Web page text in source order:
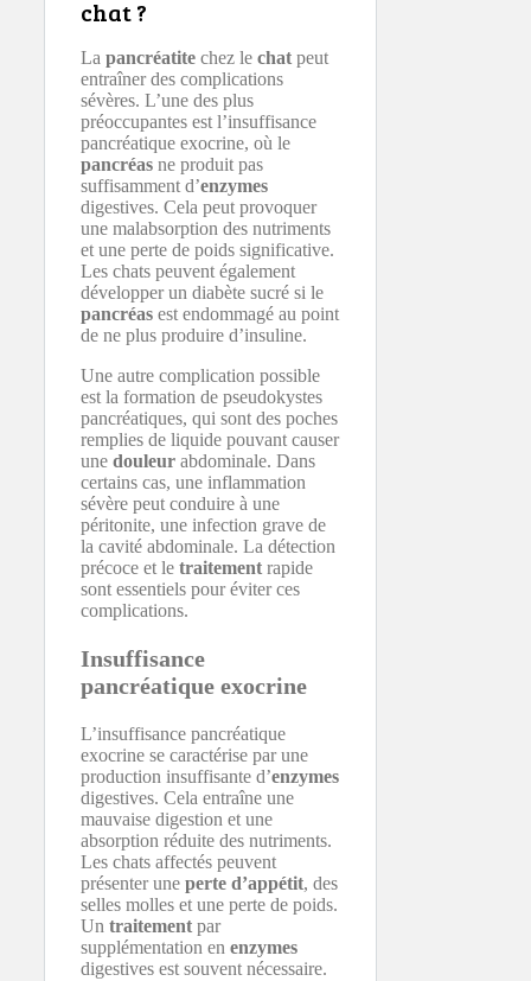
chat ?
La pancréatite chez le chat peut
entraîner des complications
sévères. L’une des plus
préoccupantes est l’insuffisance
pancréatique exocrine, où le
pancréas ne produit pas
suffisamment d’enzymes
digestives. Cela peut provoquer
une malabsorption des nutriments
et une perte de poids significative.
Les chats peuvent également
développer un diabète sucré si le
pancréas est endommagé au point
de ne plus produire d’insuline.
Une autre complication possible
est la formation de pseudokystes
pancréatiques, qui sont des poches
remplies de liquide pouvant causer
une douleur abdominale. Dans
certains cas, une inflammation
sévère peut conduire à une
péritonite, une infection grave de
la cavité abdominale. La détection
précoce et le traitement rapide
sont essentiels pour éviter ces
complications.
Insuffisance
pancréatique exocrine
L’insuffisance pancréatique
exocrine se caractérise par une
production insuffisante d’enzymes
digestives. Cela entraîne une
mauvaise digestion et une
absorption réduite des nutriments.
Les chats affectés peuvent
présenter une perte d’appétit, des
selles molles et une perte de poids.
Un traitement par
supplémentation en enzymes
digestives est souvent nécessaire.